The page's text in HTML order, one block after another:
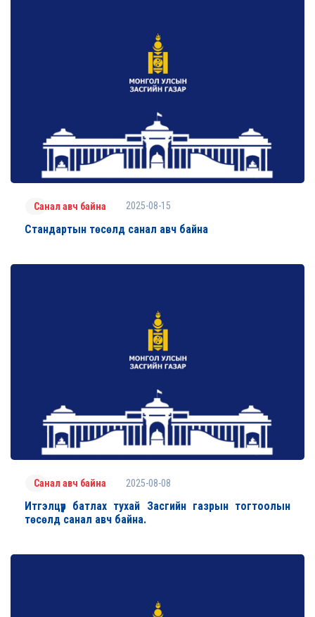
Санал авч байна 2025-08-15
Стандартын төсөлд санал авч байна
Санал авч байна 2025-08-08
Итгэлцүүр батлах тухай Засгийн газрын тогтоолын
төсөлд санал авч байна.